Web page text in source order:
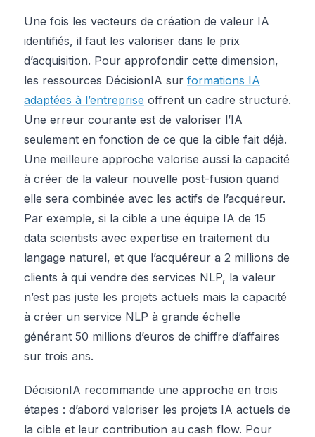
Une fois les vecteurs de création de valeur IA
identifiés, il faut les valoriser dans le prix
d’acquisition. Pour approfondir cette dimension,
les ressources DécisionIA sur formations IA
adaptées à l’entreprise offrent un cadre structuré.
Une erreur courante est de valoriser l’IA
seulement en fonction de ce que la cible fait déjà.
Une meilleure approche valorise aussi la capacité
à créer de la valeur nouvelle post-fusion quand
elle sera combinée avec les actifs de l’acquéreur.
Par exemple, si la cible a une équipe IA de 15
data scientists avec expertise en traitement du
langage naturel, et que l’acquéreur a 2 millions de
clients à qui vendre des services NLP, la valeur
n’est pas juste les projets actuels mais la capacité
à créer un service NLP à grande échelle
générant 50 millions d’euros de chiffre d’affaires
sur trois ans.
DécisionIA recommande une approche en trois
étapes : d’abord valoriser les projets IA actuels de
la cible et leur contribution au cash flow. Pour